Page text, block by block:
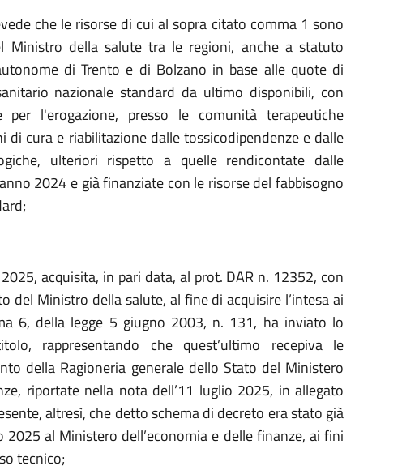
che le risorse di cui al sopra citato comma 1 sono
Ministro della salute tra le regioni, anche a statuto
di Trento e di Bolzano in base alle quote di
nazionale standard da ultimo disponibili, con
per l'erogazione, presso le comunità terapeutiche
di cura e riabilitazione dalle tossicodipendenze e dalle
ulteriori rispetto a quelle rendicontate dalle
2024 e già finanziate con le risorse del fabbisogno
acquisita, in pari data, al prot. DAR n. 12352, con
del Ministro della salute, al fine di acquisire l’intesa ai
6, della legge 5 giugno 2003, n. 131, ha inviato lo
rappresentando che quest’ultimo recepiva le
della Ragioneria generale dello Stato del Ministero
riportate nella nota dell’11 luglio 2025, in allegato
altresì, che detto schema di decreto era stato già
al Ministero dell’economia e delle finanze, ai fini
tecnico;